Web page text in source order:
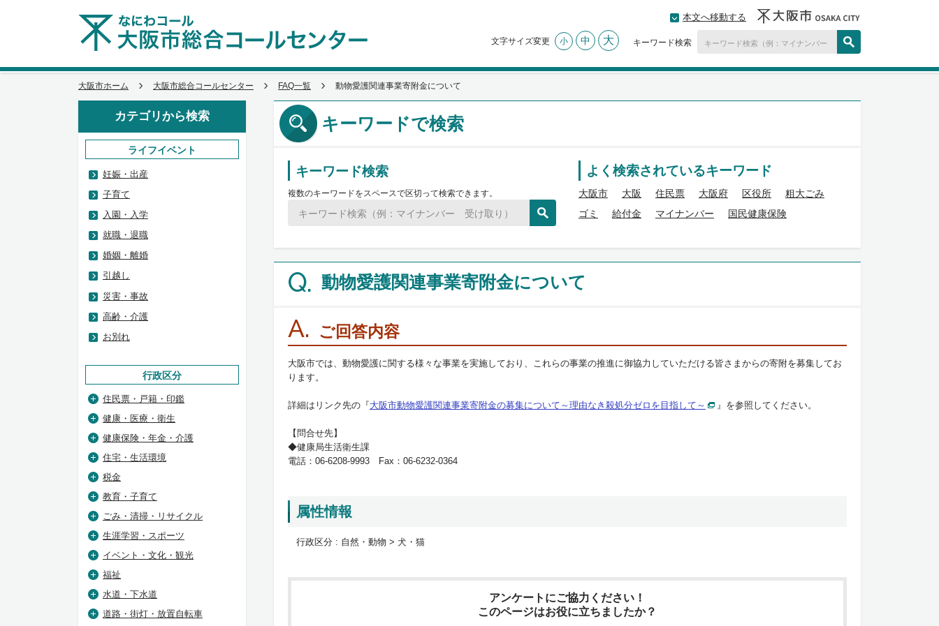
本文へ移動する
文字サイズ変更 小 中 大 キーワード検索
大阪市ホーム 大阪市総合コールセンター FAQ一覧 動物愛護関連事業寄附金について
キーワードで検索
キーワード検索
複数のキーワードをスペースで区切って検索できます。
よく検索されているキーワード
大阪市 大阪 住民票 大阪府 区役所
粗大ごみ
ゴミ
給付金 マイナンバー 国民健康保険
Q. 動物愛護関連事業寄附金について
A. ご回答内容
大阪市では、動物愛護に関する様々な事業を実施しており、これらの事業の推進に御協力していただける皆さまからの寄附を募集してお
ります。
詳細はリンク先の『大阪市動物愛護関連事業寄附金の募集について～理由なき殺処分ゼロを目指して～ 』を参照してください。
【問合せ先】
◆健康局生活衛生課
電話：06-6208-9993 Fax：06-6232-0364
属性情報
行政区分 : 自然・動物 > 犬・猫
アンケートにご協力ください！
このページはお役に立ちましたか？
カテゴリから検索
ライフイベント
妊娠・出産
子育て
入園・入学
就職・退職
婚姻・離婚
引越し
災害・事故
高齢・介護
お別れ
行政区分
住民票・戸籍・印鑑
健康・医療・衛生
健康保険・年金・介護
住宅・生活環境
税金
教育・子育て
ごみ・清掃・リサイクル
生涯学習・スポーツ
イベント・文化・観光
福祉
水道・下水道
道路・街灯・放置自転車